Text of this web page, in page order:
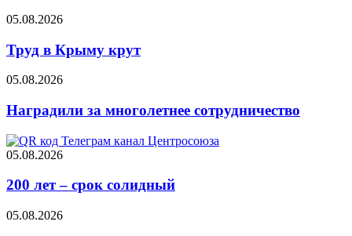
05.08.2026
Труд в Крыму крут
05.08.2026
Наградили за многолетнее сотрудничество
05.08.2026
200 лет – срок солидный
05.08.2026